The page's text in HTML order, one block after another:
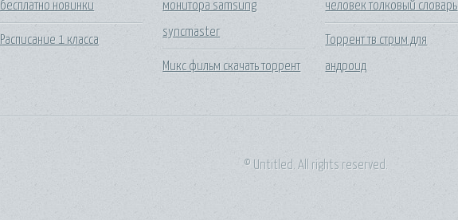
бесплатно новинки
Расписание 1 класса
монитора samsung
syncmaster
Микс фильм скачать торрент
человек толковый словарь
Торрент тв стрим для
андроид
© Untitled. All rights reserved.